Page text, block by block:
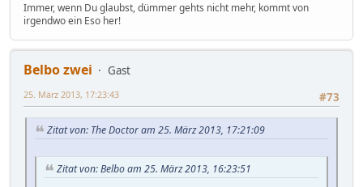
Immer, wenn Du glaubst, dümmer gehts nicht mehr, kommt von
irgendwo ein Eso her!
Belbo zwei
Gast
#73
25. März 2013, 17:23:43
Zitat von: The Doctor am 25. März 2013, 17:21:09
Zitat von: Belbo am 25. März 2013, 16:23:51